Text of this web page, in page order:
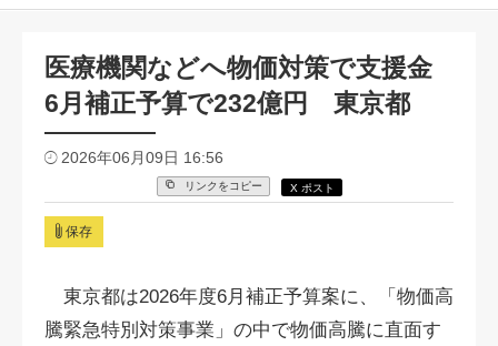
医療機関などへ物価対策で支援金
6月補正予算で232億円 東京都
2026年06月09日 16:56
リンクをコピー X ポスト
保存
東京都は2026年度6月補正予算案に、「物価高
騰緊急特別対策事業」の中で物価高騰に直面す